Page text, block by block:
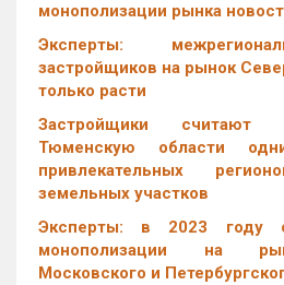
монополизации рынка
Эксперты:
застройщиков на рынок
только расти
Застройщики считают
Тюменскую области
привлекательных
земельных участков
Эксперты: в 2023 году
монополизации на
Московского и